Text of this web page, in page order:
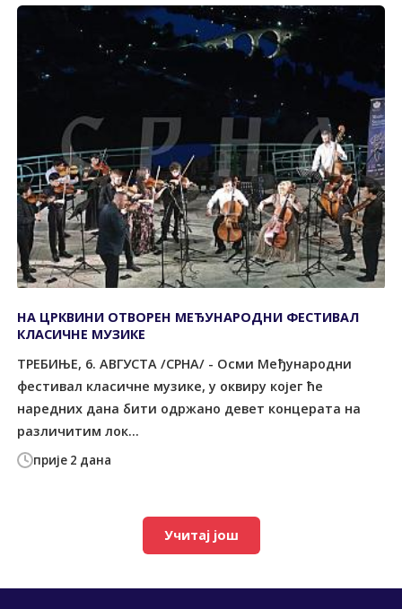
прије 2 дана
НА ЦРКВИНИ ОТВОРЕН МЕЂУНАРОДНИ ФЕСТИВАЛ
КЛАСИЧНЕ МУЗИКЕ
ТРЕБИЊЕ, 6. АВГУСТА /СРНА/ - Осми Међународни
фестивал класичне музике, у оквиру којег ће
наредних дана бити одржано девет концерата на
различитим лок...
Учитај још